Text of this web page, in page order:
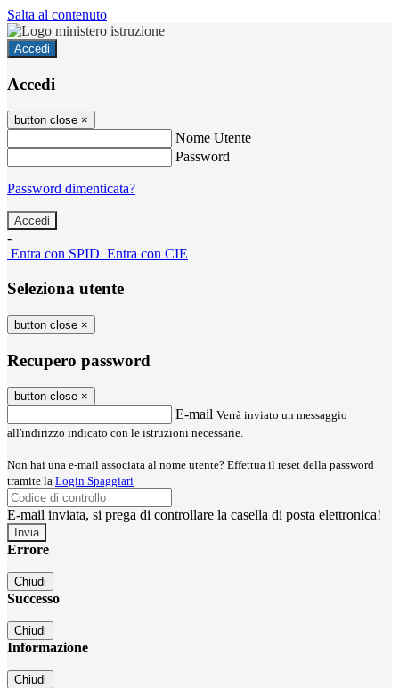
Salta al contenuto
Accedi
Accedi
button close ×
Nome Utente
Password
Password dimenticata?
-
Entra con SPID Entra con CIE
Seleziona utente
button close ×
Recupero password
button close ×
E-mail Verrà inviato un messaggio
all'indirizzo indicato con le istruzioni necessarie.
Non hai una e-mail associata al nome utente? Effettua il reset della password
tramite la Login Spaggiari
E-mail inviata, si prega di controllare la casella di posta elettronica!
Errore
Chiudi
Successo
Chiudi
Informazione
Chiudi